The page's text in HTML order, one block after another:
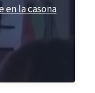
en la casona